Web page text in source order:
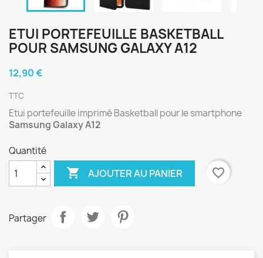
ETUI PORTEFEUILLE BASKETBALL
POUR SAMSUNG GALAXY A12
12,90 €
TTC
Etui portefeuille imprimé Basketball pour le smartphone
Samsung Galaxy A12
Quantité
 AJOUTER AU PANIER favorite_border
Partager